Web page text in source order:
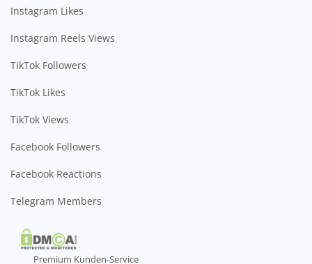
Instagram Likes
Instagram Reels Views
TikTok Followers
TikTok Likes
TikTok Views
Facebook Followers
Facebook Reactions
Telegram Members
Premium Kunden-Service